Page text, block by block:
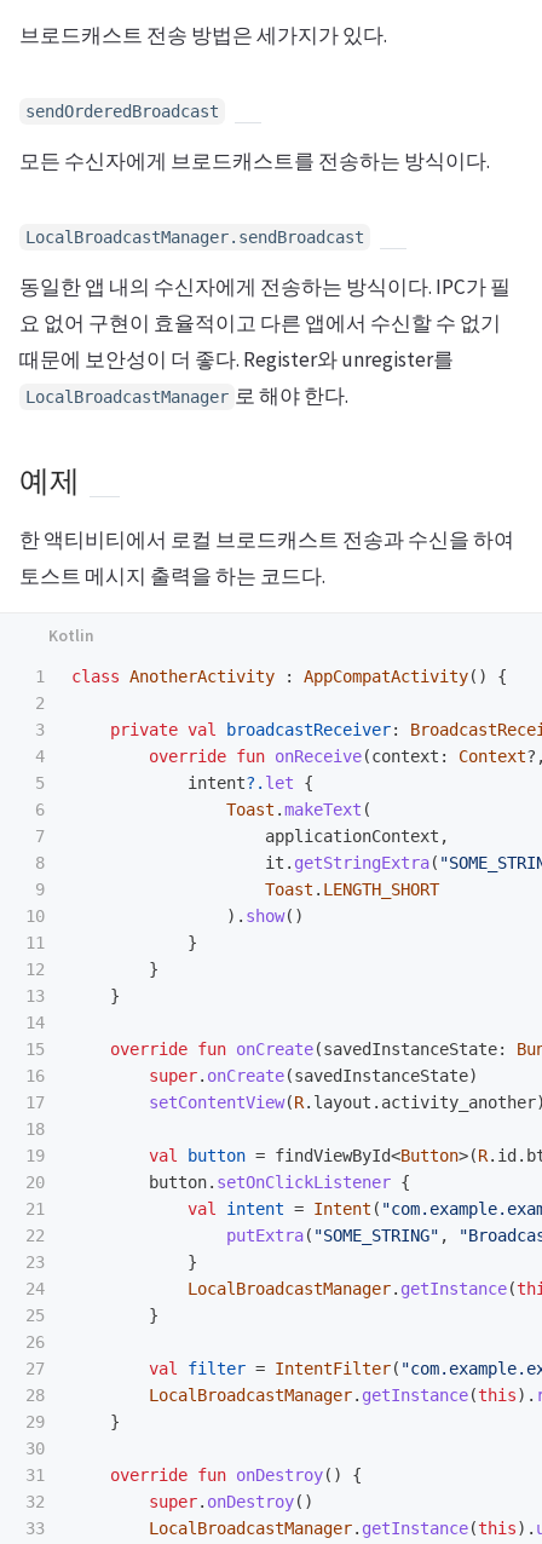
브로드캐스트 전송 방법은 세가지가 있다.
sendOrderedBroadcast
모든 수신자에게 브로드캐스트를 전송하는 방식이다.
LocalBroadcastManager.sendBroadcast
동일한 앱 내의 수신자에게 전송하는 방식이다. IPC가 필
요 없어 구현이 효율적이고 다른 앱에서 수신할 수 없기
때문에 보안성이 더 좋다. Register와 unregister를
LocalBroadcastManager 로 해야 한다.
예제
한 액티비티에서 로컬 브로드캐스트 전송과 수신을 하여
토스트 메시지 출력을 하는 코드다.
1
2
3
4
5
6
7
8
9
10
11
12
13
14
15
16
17
18
19
20
21
22
23
24
25
26
27
28
29
30
31
32
33
class AnotherActivity : AppCompatActivity() {
private val broadcastReceiver:
override fun onReceive(context : Context
intent?. let
{
Toast .makeText (
applicationContext ,
it . getStringExtra(
Toast . LENGTH_SHORT
). show()
}
}
}
override fun onCreate(savedInstanceState:
super. onCreate(savedInstanceState)
setContentView(R. layout . activity_another
val button = findViewById<Button>(R. id .
button. setOnClickListener {
val
intent = Intent (
putExtra( "SOME_STRING" ,
}
LocalBroadcastManager. getInstance(
}
val filter = IntentFilter(
LocalBroadcastManager. getInstance(this).
}
override fun onDestroy()
{
super. onDestroy()
LocalBroadcastManager. getInstance(this).